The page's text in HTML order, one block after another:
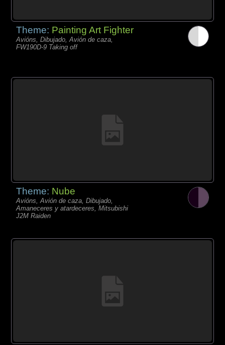
Theme: Painting Art Fighter
Avións, Dibujado, Avión de caza,
FW190D-9 Taking off
Theme: Nube
Avións, Avión de caza, Dibujado,
Amaneceres y atardeceres, Mitsubishi
J2M Raiden